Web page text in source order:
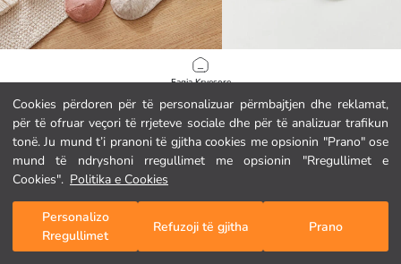
Cookies përdoren për të personalizuar përmbajtjen dhe reklamat,
për të ofruar veçori të rrjeteve sociale dhe për të analizuar trafikun
tonë. Ju mund t’i pranoni të gjitha cookies me opsionin "Prano" ose
mund të ndryshoni rregullimet me opsionin "Rregullimet e
Cookies". Politika e Cookies
Personalizo
Rregullimet
Refuzoji të gjitha Prano
Faqja Kryesore
Kategoritë
Shporta Ime
Çorape kyçi për foshnja vajza, pesë-pako
2.95 EUR
3.45 EUR